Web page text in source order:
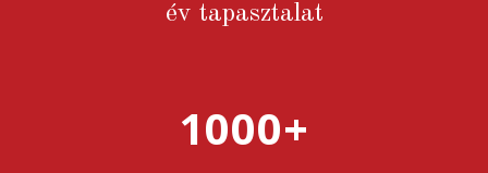
év tapasztalat
1000+